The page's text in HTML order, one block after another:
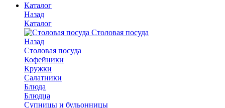
Каталог
Назад
Каталог
Столовая посуда
Назад
Столовая посуда
Кофейники
Кружки
Салатники
Блюда
Блюдца
Супницы и бульонницы